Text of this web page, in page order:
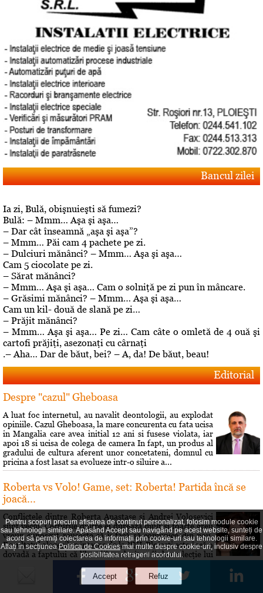
Bancul zilei
Ia zi, Bulă, obişnuieşti să fumezi?
Bulă: – Mmm… Aşa şi aşa…
– Dar cât înseamnă „aşa şi aşa”?
– Mmm… Păi cam 4 pachete pe zi.
– Dulciuri mănânci? – Mmm… Aşa şi aşa…
Cam 5 ciocolate pe zi.
– Sărat mănânci?
– Mmm… Aşa şi aşa… Cam o solniţă pe zi pun în mâncare.
– Grăsimi mănânci? – Mmm… Aşa şi aşa…
Cam un kil- două de slană pe zi…
– Prăjit mănânci?
– Mmm… Aşa şi aşa… Pe zi… Cam câte o omletă de 4 ouă şi
cartofi prăjiţi, asezonaţi cu cârnaţi
.– Aha… Dar de băut, bei? – A, da! De băut, beau!
Editorial
Despre "cazul" Gheboasa
A luat foc internetul, au navalit deontologii, au explodat
opiniile. Cazul Gheboasa, la mare concurenta cu fata ucisa
in Mangalia care avea initial 12 ani si fusese violata, iar
apoi 18 si ucisa de colega de camera In fapt, un produs al
gradului de cultura aferent unor concetateni, domnul cu
pricina a fost lasat sa evolueze intr-o siluire a...
Roberta vs Volo! Game, set: Roberta! Partida încă se
joacă...
Conflictele dintre Roberta Anastase şi Andrei Volosevici
sunt vechi. Certurile dintre ei durează mult şi foarte greu
vreun cunoscut reuşeşte să îi facă să comunice din nou.
Rezultatul alegerilor interne de la PNL Ploieşti este încă o
dovadă a faptului că liberalii au dorit să îi dea o lecţie lui
Hai să îţi spun o poveste!
Pentru scopuri precum afișarea de conținut personalizat, folosim module cookie
sau tehnologii similare. Apăsând Accept sau navigând pe acest website, sunteți de
acord să permiți colectarea de informații prin cookie-uri sau tehnologii similare.
Aflați în secțiuneaPolitica de Cookiesmai multe despre cookie-uri, inclusiv despre
posibilitatea retragerii acordului.